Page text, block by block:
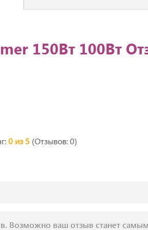
150Вт 100Вт
0 из 5 (Отзывов: 0)
Возможно ваш отзыв станет